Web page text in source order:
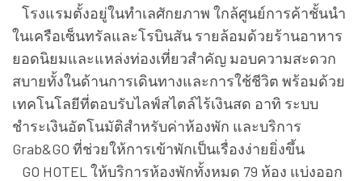
โรงแรมตั้งอยู่ในทำเลศักยภาพ ใกล้ศูนย์การค้าชั้นนำ
ในเครือเซ็นทรัลและโรบินสัน รายล้อมด้วยร้านอาหาร
ยอดนิยมและแหล่งท่องเที่ยวสำคัญ มอบความสะดวก
สบายทั้งในด้านการเดินทางและการใช้ชีวิต พร้อมด้วย
เทคโนโลยีที่ตอบรับไลฟ์สไตล์ไร้เงินสด อาทิ ระบบ
ชำระเงินอัตโนมัติสำหรับค่าห้องพัก และบริการ
Grab&GO ที่ช่วยให้การเข้าพักเป็นเรื่องง่ายยิ่งขึ้น
GO HOTEL ให้บริการห้องพักทั้งหมด 79 ห้อง แบ่งออก